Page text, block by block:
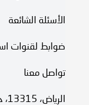
الأسئلة الشائعة
ضوابط لقنوات
تواصل معنا
الرياض، 13315، حي الصحافة شارع العليا 7370 - 7298